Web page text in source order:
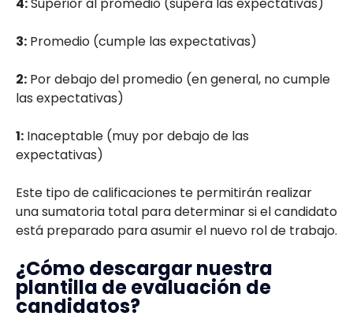
3: Promedio (cumple las expectativas)
2: Por debajo del promedio (en general, no cumple
las expectativas)
1: Inaceptable (muy por debajo de las
expectativas)
Este tipo de calificaciones te permitirán realizar
una sumatoria total para determinar si el candidato
está preparado para asumir el nuevo rol de trabajo.
¿Cómo descargar nuestra
plantilla de evaluación de
candidatos?